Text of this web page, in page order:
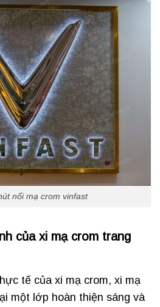
nổi mạ crom vinfast
của xi mạ crom trang
tế của xi mạ crom, xi mạ
một lớp hoàn thiện sáng và